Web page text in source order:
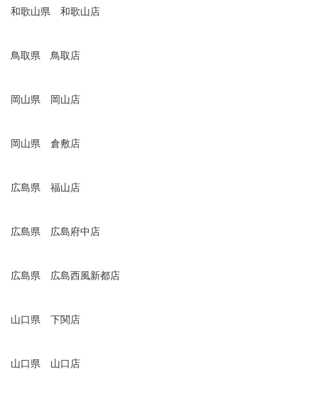
和歌山県 和歌山店
鳥取県 鳥取店
岡山県 岡山店
岡山県 倉敷店
広島県 福山店
広島県 広島府中店
広島県 広島西風新都店
山口県 下関店
山口県 山口店